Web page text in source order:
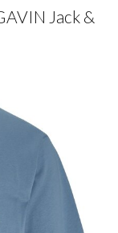
Jack &